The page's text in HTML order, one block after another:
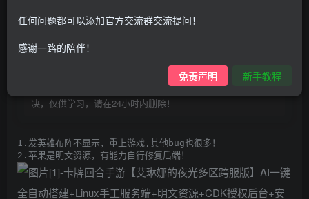
购买前请先看完新手教程,未认真看完一切问题自行解决
点击查看
仅支持云服务器搭建，适用于小白快速搭建，只能确保安卓正
常进入游戏和后台使用，如有苹果请自测，游戏多少自带一些
bug，若后面因为bug或者其他原因导致游戏无法进入请自行解
决，仅供学习，请在24小时内删除！
1.发英雄布阵不显示，重上游戏,其他bug也很多！
2.苹果是明文资源，有能力自行修复后端！
任何问题都可以添加官方交流群交流提问！
感谢一路的陪伴！
免责声明 新手教程